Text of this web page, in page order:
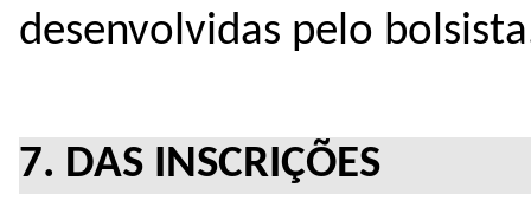
desenvolvidas pelo
7. DAS INSCRIÇÕES